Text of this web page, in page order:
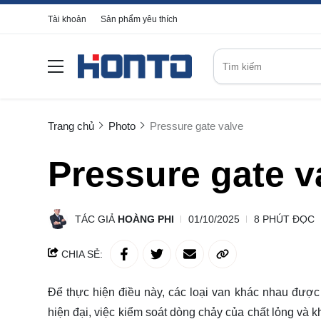
Tài khoản Sản phẩm yêu thích
Trang chủ Photo Pressure gate valve
Pressure gate
TÁC GIẢ HOÀNG PHI 01/10/2025 8 PHÚT ĐỌC
CHIA SẺ:
Để thực hiện điều này, các loại van khác nhau
hiện đại, việc kiểm soát dòng chảy của chất lỏng và